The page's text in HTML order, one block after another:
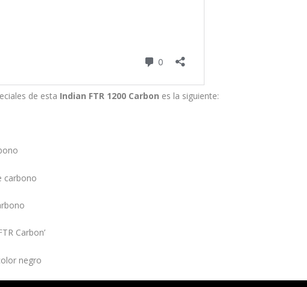
de esta Indian FTR 1200 Carbon es la siguiente:
carbono
Carbon’
negro